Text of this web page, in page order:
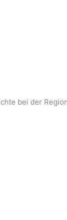
bei der